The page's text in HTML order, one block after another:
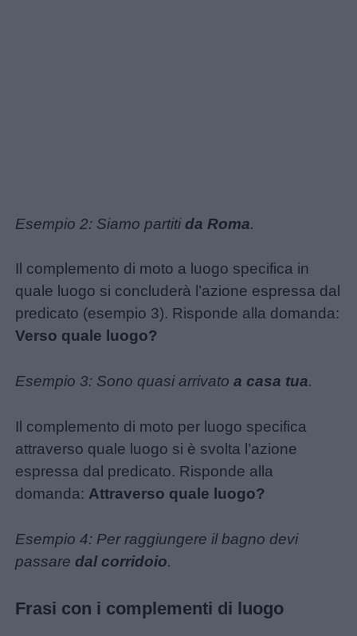
utili
Chi
siamo
Privacy
Esempio 2: Siamo partitida Roma.
Il complemento di moto a luogo specifica in
quale luogo si concluderà l’azione espressa dal
predicato (esempio 3). Risponde alla domanda:
Verso quale luogo?
Esempio 3: Sono quasi arrivatoa casa tua.
Il complemento di moto per luogo specifica
attraverso quale luogo si è svolta l’azione
espressa dal predicato. Risponde alla
domanda: Attraverso quale luogo?
Esempio 4: Per raggiungere il bagno devi
passaredal corridoio.
Frasi con i complementi di luogo